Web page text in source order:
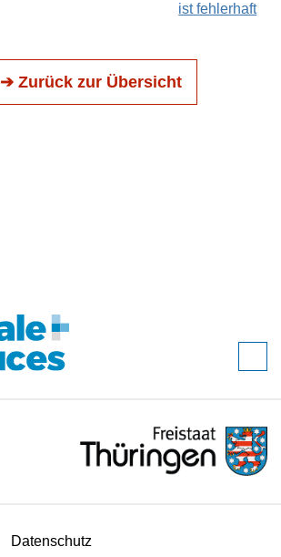
ist fehlerhaft
➔ Zurück zur Übersicht
Datenschutz